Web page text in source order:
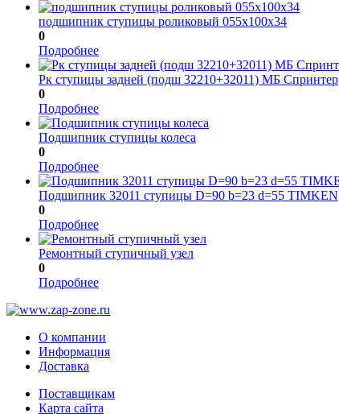
подшипник ступицы роликовый 055х100х34
0
Подробнее
Рк ступицы задней (подш 32210+32011) МБ Спринтер
0
Подробнее
Подшипник ступицы колеса
0
Подробнее
Подшипник 32011 ступицы D=90 b=23 d=55 TIMKEN
0
Подробнее
Ремонтный ступичный узел
0
Подробнее
О компании
Информация
Доставка
Поставщикам
Карта сайта